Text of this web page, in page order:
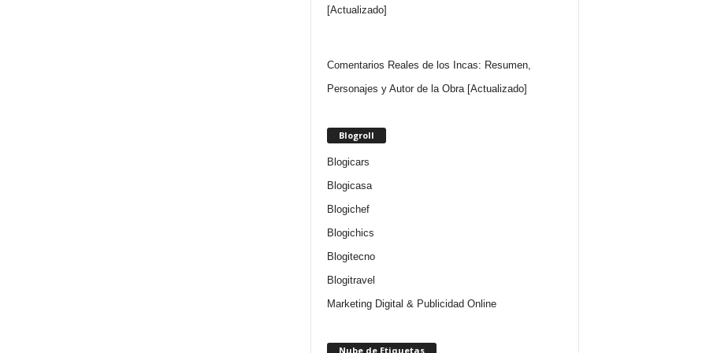
[Actualizado]
Comentarios Reales de los Incas: Resumen,
Personajes y Autor de la Obra [Actualizado]
Blogroll
Blogicars
Blogicasa
Blogichef
Blogichics
Blogitecno
Blogitravel
Marketing Digital & Publicidad Online
Nube de Etiquetas